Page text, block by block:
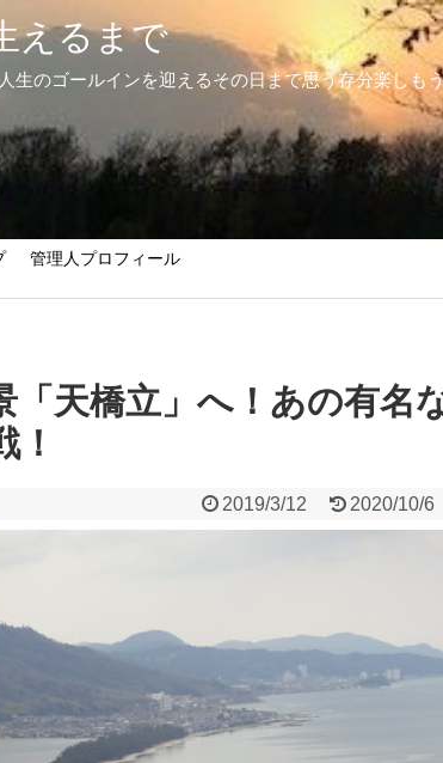
えるまで
生のゴールインを迎えるその日まで思う存分楽しも
管理人プロフィール
「天橋立」へ！あの有名
2019/3/12 2020/10/6